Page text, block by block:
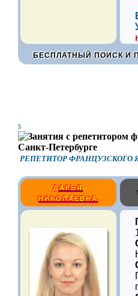
БЕСПЛАТНЫЙ ПОИСК И
5
РЕПЕТИТОР ФРАНЦУЗСКОГО
ДАРЬЯ
НИКОЛАЕВНА